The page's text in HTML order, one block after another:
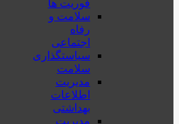
فوريت ها
سلامت و
رفاه
اجتماعی
سیاستگذاری
سلامت
مدیریت
اطلاعات
بهداشتی
مدیریت